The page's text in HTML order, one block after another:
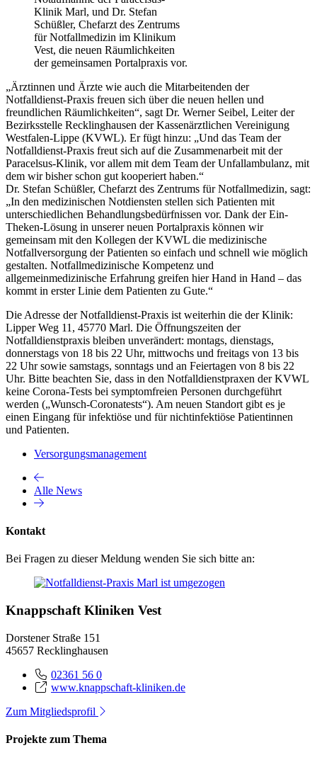
Klinik Marl, und Dr. Stefan
Schüßler, Chefarzt des Zentrums
für Notfallmedizin im Klinikum
Vest, die neuen Räumlichkeiten
der gemeinsamen Portalpraxis vor.
„Ärztinnen und Ärzte wie auch die Mitarbeitenden der
Notfalldienst-Praxis freuen sich über die neuen hellen und
freundlichen Räumlichkeiten“, sagt Dr. Werner Seibel, Leiter der
Bezirksstelle Recklinghausen der Kassenärztlichen Vereinigung
Westfalen-Lippe (KVWL). Er fügt hinzu: „Und das Team der
Notfalldienst-Praxis freut sich auf die Zusammenarbeit mit der
Paracelsus-Klinik, vor allem mit dem Team der Unfallambulanz, mit
dem wir bisher schon gut kooperiert haben.“
Dr. Stefan Schüßler, Chefarzt des Zentrums für Notfallmedizin, sagt:
„In den medizinischen Notdiensten stellen sich Patienten mit
unterschiedlichen Behandlungsbedürfnissen vor. Dank der Ein-
Theken-Lösung in unserer neuen Portalpraxis können wir
gemeinsam mit den Kollegen der KVWL die medizinische
Notfallversorgung der Patienten so einfach und schnell wie möglich
gestalten. Notfallmedizinische Kompetenz und
allgemeinmedizinische Erfahrung greifen hier Hand in Hand – das
kommt in erster Linie dem Patienten zu Gute.“
Die Adresse der Notfalldienst-Praxis ist weiterhin die der Klinik:
Lipper Weg 11, 45770 Marl. Die Öffnungszeiten der
Notfalldienstpraxis bleiben unverändert: montags, dienstags,
donnerstags von 18 bis 22 Uhr, mittwochs und freitags von 13 bis
22 Uhr sowie samstags, sonntags und an Feiertagen von 8 bis 22
Uhr. Bitte beachten Sie, dass in den Notfalldienstpraxen der KVWL
keine Corona-Tests bei symptomfreien Personen durchgeführt
werden („Wunsch-Coronatests“). Am neuen Standort gibt es je
einen Eingang für infektiöse und für nichtinfektiöse Patientinnen
und Patienten.
Versorgungsmanagement
Alle News
Kontakt
Bei Fragen zu dieser Meldung wenden Sie sich bitte an:
Knappschaft Kliniken Vest
Dorstener Straße 151
45657 Recklinghausen
02361 56 0
www.knappschaft-kliniken.de
Zum Mitgliedsprofil
Projekte zum Thema